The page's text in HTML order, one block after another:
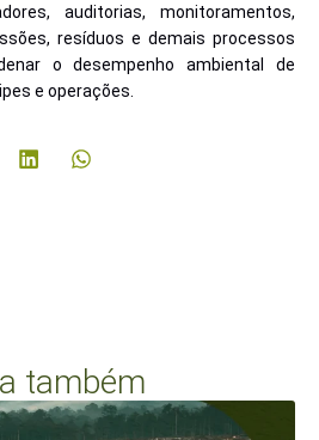
auditorias, monitoramentos,
resíduos e demais processos
o desempenho ambiental de
e operações.
também